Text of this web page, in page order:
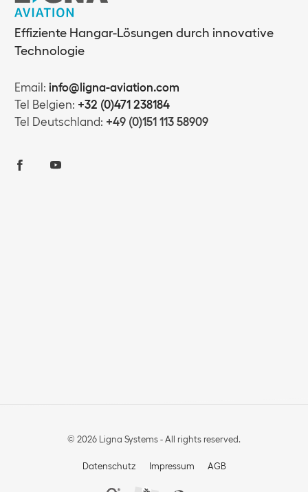
Effiziente Hangar-Lösungen durch innovative
Technologie
Email: info@ligna-aviation.com
Tel Belgien: +32 (0)471 238184
Tel Deutschland: +49 (0)151 113 58909
© 2026 Ligna Systems - All rights reserved.
Datenschutz Impressum AGB